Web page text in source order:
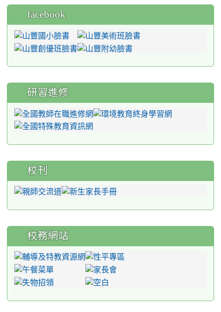
facebook
研習進修
校刊
校務網站